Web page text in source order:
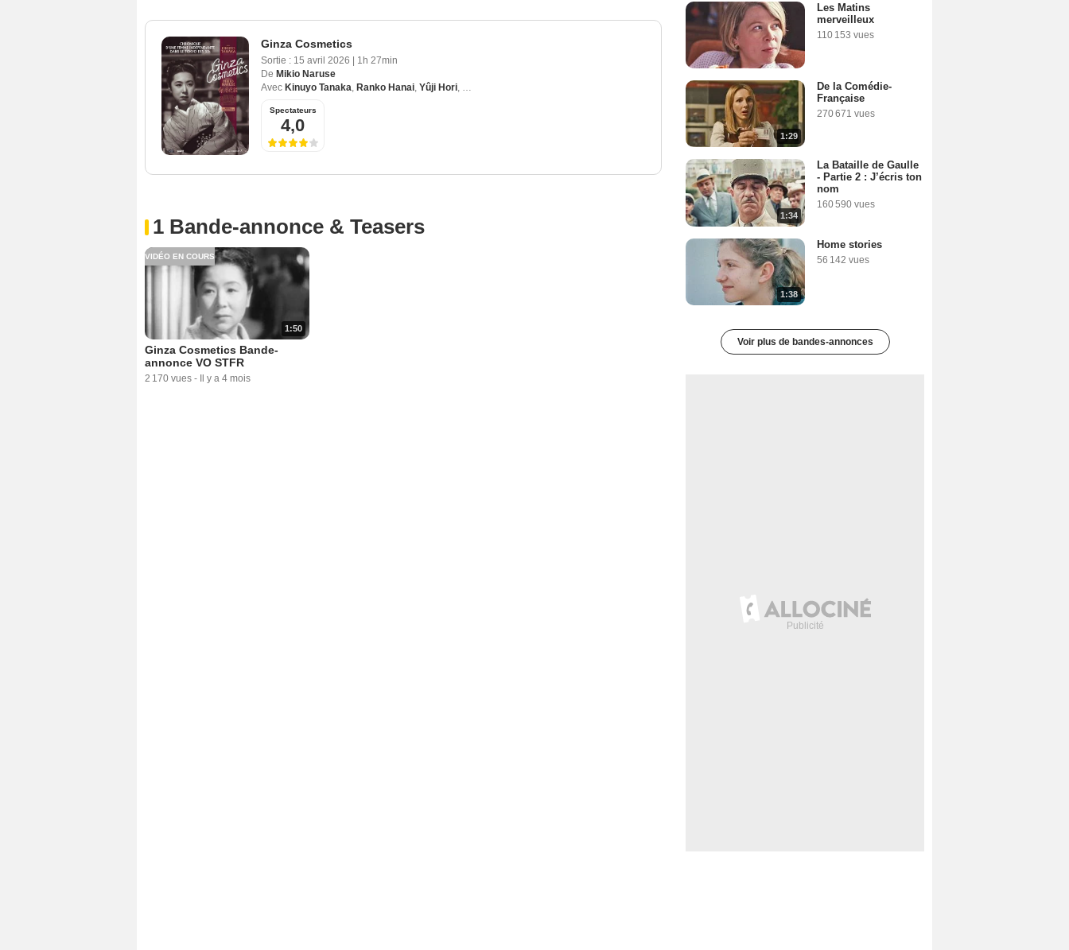
Ginza Cosmetics
Sortie : 15 avril 2026
1h 27min
De Mikio Naruse
Avec Kinuyo Tanaka, Ranko Hanai, Yûji Hori, Kyôko Kagawa
Spectateurs
4,0
1 Bande-annonce & Teasers
1:50
VIDÉO EN COURS
Ginza Cosmetics Bande-
annonce VO STFR
2 170 vues - Il y a 4 mois
Les Matins
merveilleux
110 153 vues
1:29
De la Comédie-
Française
270 671 vues
1:34
La Bataille de Gaulle
- Partie 2 : J’écris ton
nom
160 590 vues
1:38
Home stories
56 142 vues
Voir plus de bandes-annonces